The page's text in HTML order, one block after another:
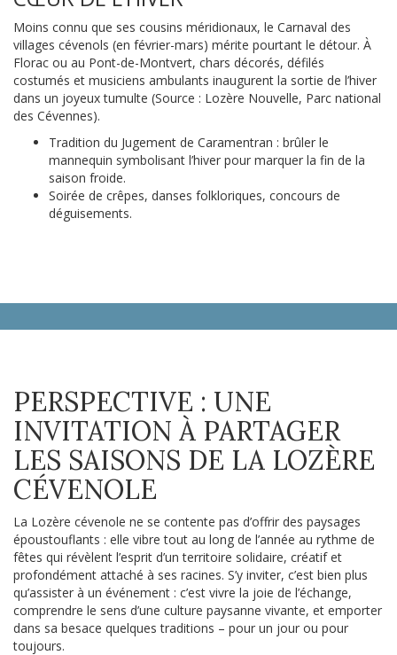
Moins connu que ses cousins méridionaux, le Carnaval des
villages cévenols (en février-mars) mérite pourtant le détour. À
Florac ou au Pont-de-Montvert, chars décorés, défilés
costumés et musiciens ambulants inaugurent la sortie de l’hiver
dans un joyeux tumulte (Source : Lozère Nouvelle, Parc national
des Cévennes).
Tradition du Jugement de Caramentran : brûler le
mannequin symbolisant l’hiver pour marquer la fin de la
saison froide.
Soirée de crêpes, danses folkloriques, concours de
déguisements.
PERSPECTIVE : UNE
INVITATION À PARTAGER
LES SAISONS DE LA LOZÈRE
CÉVENOLE
La Lozère cévenole ne se contente pas d’offrir des paysages
époustouflants : elle vibre tout au long de l’année au rythme de
fêtes qui révèlent l’esprit d’un territoire solidaire, créatif et
profondément attaché à ses racines. S’y inviter, c’est bien plus
qu’assister à un événement : c’est vivre la joie de l’échange,
comprendre le sens d’une culture paysanne vivante, et emporter
dans sa besace quelques traditions – pour un jour ou pour
toujours.